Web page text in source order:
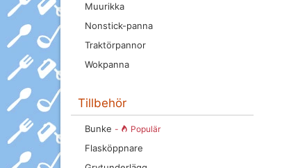
Muurikka
Nonstick-panna
Traktörpannor
Wokpanna
Tillbehör
Bunke - Populär
Flasköppnare